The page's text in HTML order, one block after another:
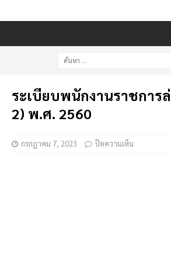
ระเบียบพนักงานราชการ
2) พ.ศ. 2560
กรกฎาคม 7, 2023 ปิดความเห็น